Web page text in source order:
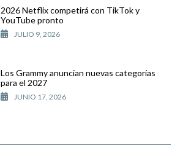
2026 Netflix competirá con TikTok y
YouTube pronto
JULIO 9, 2026
Los Grammy anuncian nuevas categorías
para el 2027
JUNIO 17, 2026